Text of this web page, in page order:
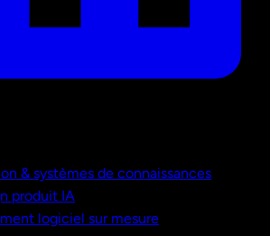
& systèmes de connaissances
produit IA
logiciel sur mesure